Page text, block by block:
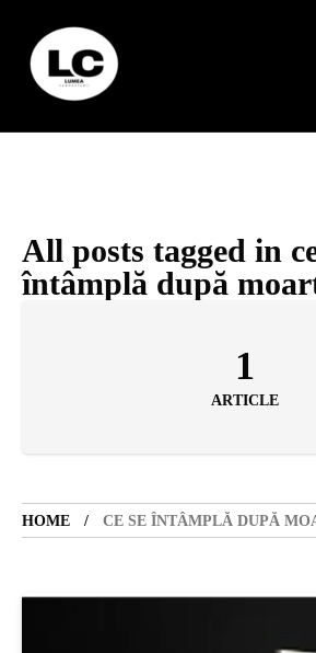
All posts tagged in
întâmplă după
1
ARTICLE
HOME CE SE ÎNTÂMPLĂ DUPĂ